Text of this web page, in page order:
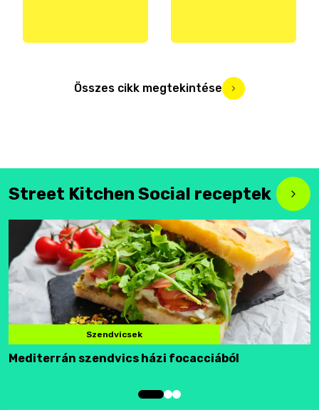
Összes cikk megtekintése
Street Kitchen Social receptek
Szendvicsek
Mediterrán szendvics házi focacciából